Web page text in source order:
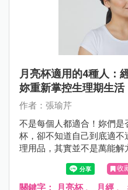
月亮杯適用的4種人：
妳重新掌控生理期生活
作者：張瑜芹
不是每個人都適合！妳們
杯，卻不知道自己到底適
理用品，其實並不是萬能解
家，哪4種人最適合使用月
收
關鍵字： 月亮杯、 月經 、